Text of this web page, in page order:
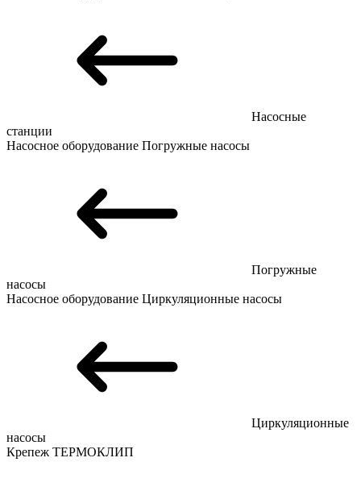
Насосные
станции
Насосное оборудование Погружные насосы
Погружные
насосы
Насосное оборудование Циркуляционные насосы
Циркуляционные
насосы
Крепеж ТЕРМОКЛИП